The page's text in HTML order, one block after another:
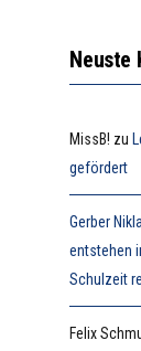
Neuste
MissB! zu
gefördert
Gerber
entstehen
Schulzeit
Felix